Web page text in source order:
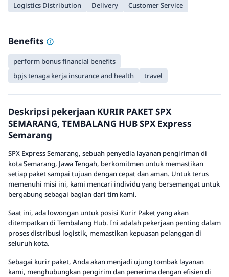
Logistics Distribution Delivery Customer Service
Benefits
perform bonus financial benefits
bpjs tenaga kerja insurance and health
travel
Deskripsi pekerjaan KURIR PAKET SPX
SEMARANG, TEMBALANG HUB SPX Express
Semarang
SPX Express Semarang, sebuah penyedia layanan pengiriman di
kota Semarang, Jawa Tengah, berkomitmen untuk memastikan
setiap paket sampai tujuan dengan cepat dan aman. Untuk terus
memenuhi misi ini, kami mencari individu yang bersemangat untuk
bergabung sebagai bagian dari tim kami.
Saat ini, ada lowongan untuk posisi Kurir Paket yang akan
ditempatkan di Tembalang Hub. Ini adalah pekerjaan penting dalam
proses distribusi logistik, memastikan kepuasan pelanggan di
seluruh kota.
Sebagai kurir paket, Anda akan menjadi ujung tombak layanan
kami, menghubungkan pengirim dan penerima dengan efisien di